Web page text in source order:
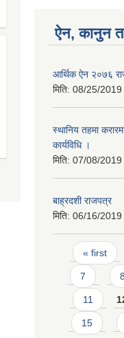
ऐन, कानुन
आर्थिक ऐन २०७६
मिति: 08/25/
स्थानिय तहमा
कार्यविधि ।
मिति: 07/08/2019
बाह्रदशी राजपत्र
मिति: 06/16/2019
Pages
« first
7 8
11
15